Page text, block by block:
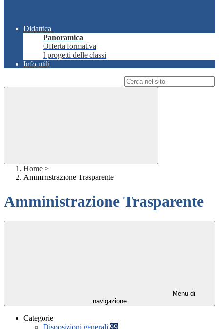
Didattica
Panoramica
Offerta formativa
I progetti delle classi
Info utili
Home >
Amministrazione Trasparente
Amministrazione Trasparente
Menu di
navigazione
Categorie
Disposizioni generali 99